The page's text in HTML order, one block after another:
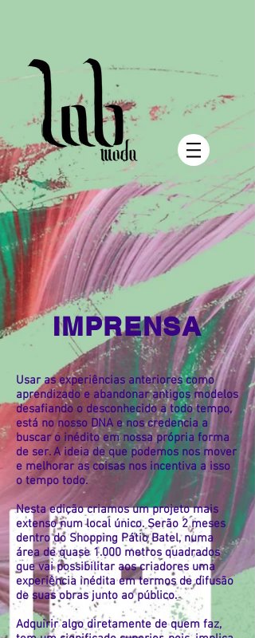
IMPRENSA
Usar as experiências anteriores como
aprendizado e abandonar antigos modelos
desafiando o desconhecido a todo tempo,
está no nosso DNA e nos credencia a
buscar o inédito em nossa própria forma
de ser. A ideia de que podemos nos mover
e melhorar as coisas nos incentiva a isso
o tempo todo.
Nesta edição criamos um projeto mais
extenso num local único. Serão 2 meses
dentro do Shopping Pátio Batel, numa
área de quase 1.000 metros quadrados
que vai possibilitar aos criadores uma
experiência inédita em termos de difusão
de suas obras junto ao público.
Adquirir algo diretamente de quem faz,